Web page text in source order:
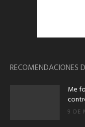
RECOMENDACIONES
Me
9 DE